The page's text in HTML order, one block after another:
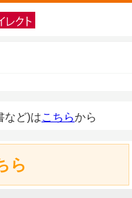
など)はこちらから
ら